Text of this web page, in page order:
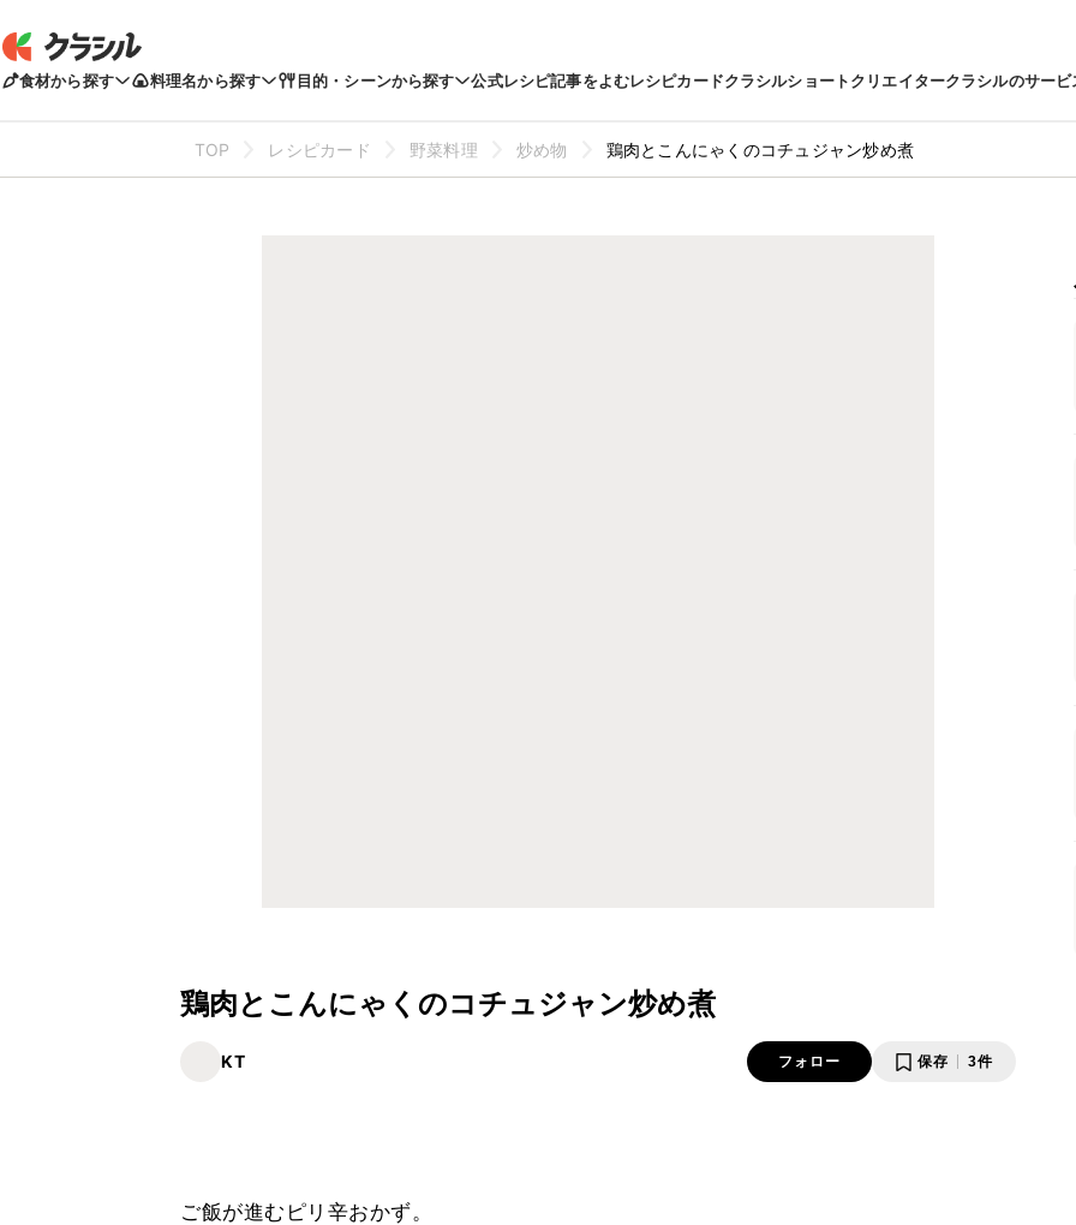
食材から探す 料理名から探す 目的・シーンから探す 公式レシピ記事をよむレシピカードクラシルショートクリエイタークラシルのサービ
TOP レシピカード 野菜料理 炒め物 鶏肉とこんにゃくのコチュジャン炒め煮
鶏肉とこんにゃくのコチュジャン炒め煮
KT フォロー 保存 3件
ご飯が進むピリ辛おかず。